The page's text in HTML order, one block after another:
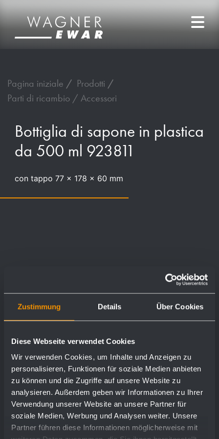
Zustimmung Details Über Cookies
Diese Webseite verwendet Cookies
Wir verwenden Cookies, um Inhalte und Anzeigen zu
personalisieren, Funktionen für soziale Medien anbieten
zu können und die Zugriffe auf unsere Website zu
analysieren. Außerdem geben wir Informationen zu Ihrer
Verwendung unserer Website an unsere Partner für
soziale Medien, Werbung und Analysen weiter. Unsere
Partner führen diese Informationen möglicherweise mit
Pagina iniziale
Prodotti
Parti di ricambio / Accessori
Bottiglia di sapone in plastica
da 500 ml 923811
con tappo 77 x 178 x 60 mm